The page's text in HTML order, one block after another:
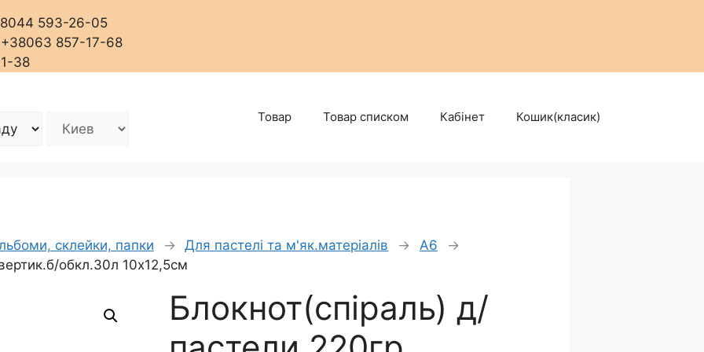
593-26-05
857-17-68
38
Товар Товар списком Кабінет Кошик(класик)
склейки, папки → Для пастелі та м'як.матеріалів → А6
→
обкл.30л 10х12,5см
Блокнот(спіраль) д/